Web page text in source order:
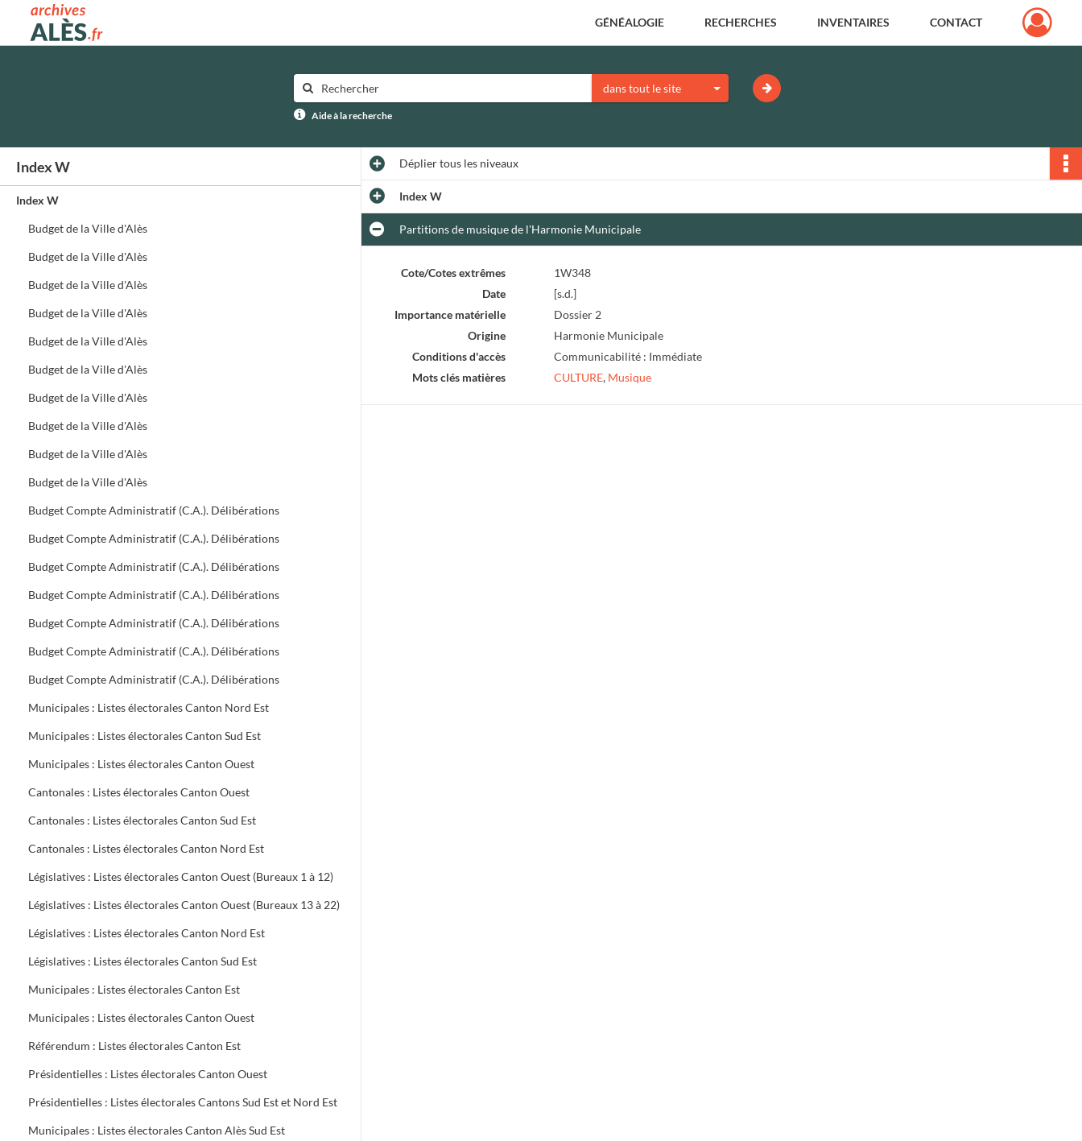
Archives municipales d'Alès GÉNÉALOGIE RECHERCHES INVENTAIRES CONTACT
dans tout le site
Aide à la recherche
Index W
Index W
Budget de la Ville d'Alès
Budget de la Ville d'Alès
Budget de la Ville d'Alès
Budget de la Ville d'Alès
Budget de la Ville d'Alès
Budget de la Ville d'Alès
Budget de la Ville d'Alès
Budget de la Ville d'Alès
Budget de la Ville d'Alès
Budget de la Ville d'Alès
Budget Compte Administratif (C.A.). Délibérations
Budget Compte Administratif (C.A.). Délibérations
Budget Compte Administratif (C.A.). Délibérations
Budget Compte Administratif (C.A.). Délibérations
Budget Compte Administratif (C.A.). Délibérations
Budget Compte Administratif (C.A.). Délibérations
Budget Compte Administratif (C.A.). Délibérations
Municipales : Listes électorales Canton Nord Est
Municipales : Listes électorales Canton Sud Est
Municipales : Listes électorales Canton Ouest
Cantonales : Listes électorales Canton Ouest
Cantonales : Listes électorales Canton Sud Est
Cantonales : Listes électorales Canton Nord Est
Législatives : Listes électorales Canton Ouest (Bureaux 1 à 12)
Législatives : Listes électorales Canton Ouest (Bureaux 13 à 22)
Législatives : Listes électorales Canton Nord Est
Législatives : Listes électorales Canton Sud Est
Municipales : Listes électorales Canton Est
Municipales : Listes électorales Canton Ouest
Référendum : Listes électorales Canton Est
Présidentielles : Listes électorales Canton Ouest
Présidentielles : Listes électorales Cantons Sud Est et Nord Est
Municipales : Listes électorales Canton Alès Sud Est
Dépliertous les niveaux
Index W
Partitions de musique de l'Harmonie Municipale
Cote/Cotes extrêmes
1W348
Date
[s.d.]
Importance matérielle
Dossier 2
Origine
Harmonie Municipale
Conditions d'accès
Communicabilité : Immédiate
Mots clés matières
CULTURE, Musique